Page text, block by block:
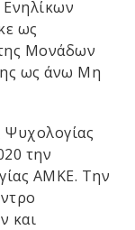
ως
Μονάδων
ως άνω Μη
Ψυχολογίας
την
ΑΜΚΕ. Την
και